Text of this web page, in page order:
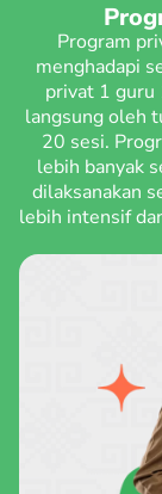
Program
menghadapi
privat 1 guru
langsung oleh
20 sesi.
lebih banyak
dilaksanakan
lebih intensif